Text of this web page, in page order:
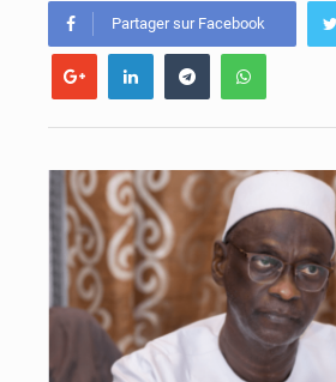
Partager sur Facebook